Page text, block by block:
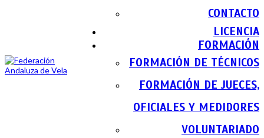
CONTACTO
LICENCIA
FORMACIÓN
FORMACIÓN DE TÉCNICOS
FORMACIÓN DE JUECES,
OFICIALES Y MEDIDORES
VOLUNTARIADO